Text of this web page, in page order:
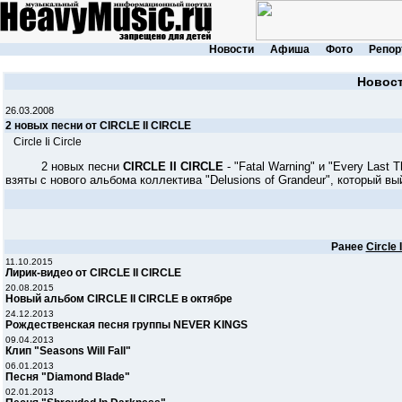
Новости Афиша Фото
26.03.2008
2 новых песни от CIRCLE II CIRCLE
Circle Ii Circle
2 новых песни CIRCLE II CIRCLE - "Fatal Warning" и "Every Last
взяты с нового альбома коллектива "Delusions of Grandeur", который
Ранее Circle
11.10.2015
Лирик-видео от CIRCLE II CIRCLE
20.08.2015
Новый альбом CIRCLE II CIRCLE в октябре
24.12.2013
Рождественская песня группы NEVER KINGS
09.04.2013
Клип "Seasons Will Fall"
06.01.2013
Песня "Diamond Blade"
02.01.2013